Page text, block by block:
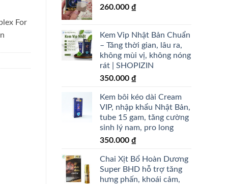
260.000 ₫
Kem Vip Nhật Bản Chuẩn
– Tăng thời gian, lâu ra,
không mùi vị, không nóng
rát | SHOPIZIN
350.000 ₫
Kem bôi kéo dài Cream
VIP, nhập khẩu Nhật Bản,
tube 15 gam, tăng cường
sinh lý nam, pro long
350.000 ₫
Chai Xịt Bổ Hoàn Dương
Super BHD hỗ trợ tăng
hưng phấn, khoái cảm,
For